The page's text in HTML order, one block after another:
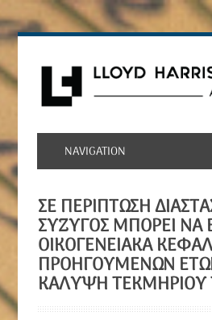
ΣΕ ΠΕΡΊΠΤΩΣΗ
ΣΎΖΥΓΟΣ ΜΠΟΡΕΊ ΝΑ
ΟΙΚΟΓΕΝΕΙΑΚΆ
ΠΡΟΗΓΟΥΜΈΝΩΝ
ΚΆΛΥΨΗ ΤΕΚΜΗΡΊΟΥ